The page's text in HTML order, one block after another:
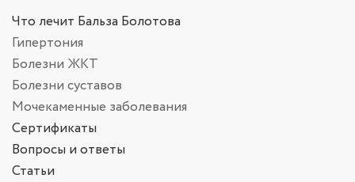
Что лечит Бальза Болотова
Гипертония
Болезни ЖКТ
Болезни суставов
Мочекаменные заболевания
Сертификаты
Вопросы и ответы
Статьи